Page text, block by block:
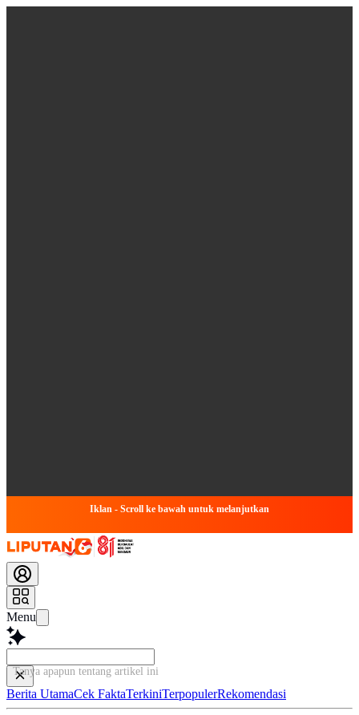
Iklan - Scroll ke bawah untuk melanjutkan
Menu
Tanya apapun tentang artikel ini...
Berita UtamaCek FaktaTerkiniTerpopulerRekomendasi